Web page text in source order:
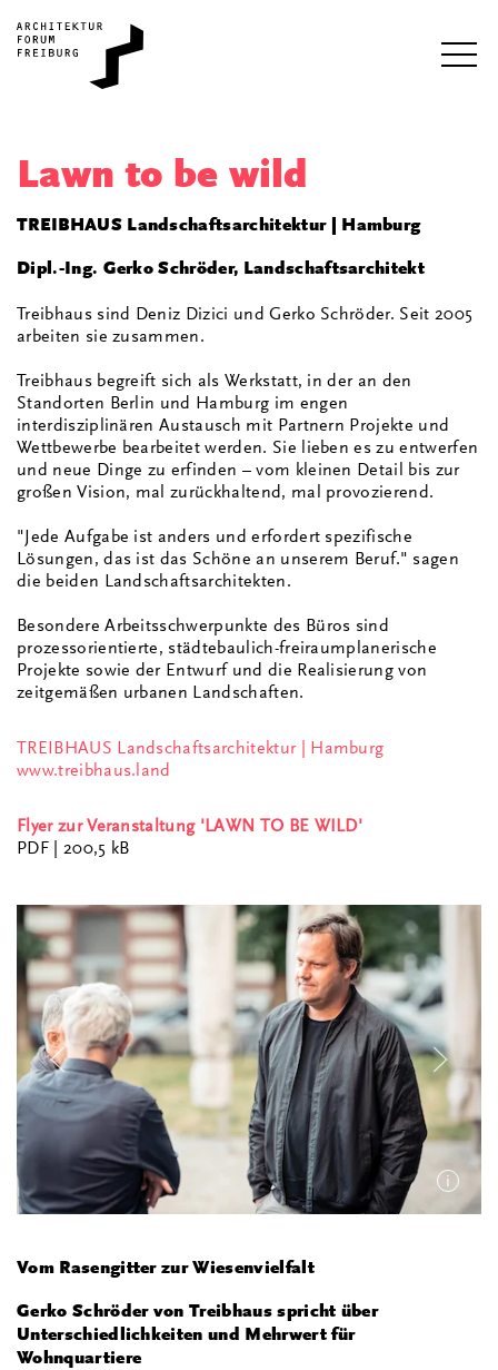
Lawn to be wild
TREIBHAUS Landschaftsarchitektur | Hamburg
Dipl.-Ing. Gerko Schröder, Landschaftsarchitekt
Treibhaus sind Deniz Dizici und Gerko Schröder. Seit 2005
arbeiten sie zusammen.
Treibhaus begreift sich als Werkstatt, in der an den
Standorten Berlin und Hamburg im engen
interdisziplinären Austausch mit Partnern Projekte und
Wettbewerbe bearbeitet werden. Sie lieben es zu entwerfen
und neue Dinge zu erfinden – vom kleinen Detail bis zur
großen Vision, mal zurückhaltend, mal provozierend.
"Jede Aufgabe ist anders und erfordert spezifische
Lösungen, das ist das Schöne an unserem Beruf." sagen
die beiden Landschaftsarchitekten.
Besondere Arbeitsschwerpunkte des Büros sind
prozessorientierte, städtebaulich-freiraumplanerische
Projekte sowie der Entwurf und die Realisierung von
zeitgemäßen urbanen Landschaften.
TREIBHAUS Landschaftsarchitektur | Hamburg
www.treibhaus.land
Flyer zur Veranstaltung 'LAWN TO BE WILD'
PDF| 200,5 kB
i
Vom Rasengitter zur Wiesenvielfalt
Gerko Schröder von Treibhaus spricht über
Unterschiedlichkeiten und Mehrwert für
Wohnquartiere